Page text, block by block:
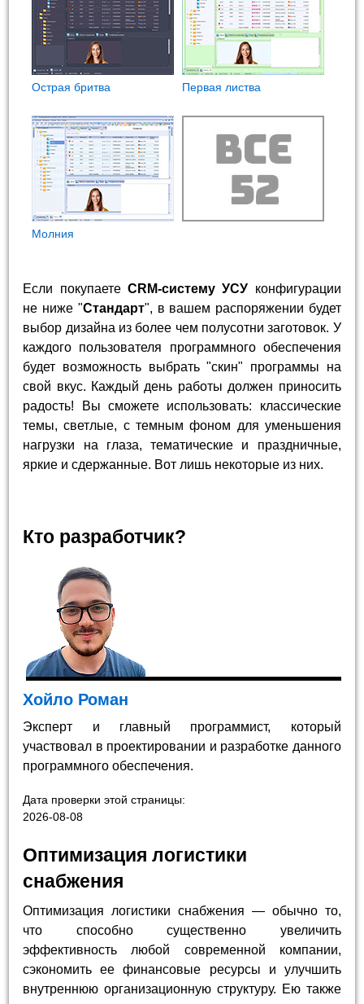
Острая бритва Первая листва
Молния
Если покупаете CRM-систему УСУ конфигурации
не ниже "Стандарт", в вашем распоряжении будет
выбор дизайна из более чем полусотни заготовок. У
каждого пользователя программного обеспечения
будет возможность выбрать "скин" программы на
свой вкус. Каждый день работы должен приносить
радость! Вы сможете использовать: классические
темы, светлые, с темным фоном для уменьшения
нагрузки на глаза, тематические и праздничные,
яркие и сдержанные. Вот лишь некоторые из них.
Кто разработчик?
Хойло Роман
Эксперт и главный программист, который
участвовал в проектировании и разработке данного
программного обеспечения.
Дата проверки этой страницы:
2026-08-08
Оптимизация логистики
снабжения
Оптимизация логистики снабжения — обычно то,
что способно существенно увеличить
эффективность любой современной компании,
сэкономить ее финансовые ресурсы и улучшить
внутреннюю организационную структуру. Ею также